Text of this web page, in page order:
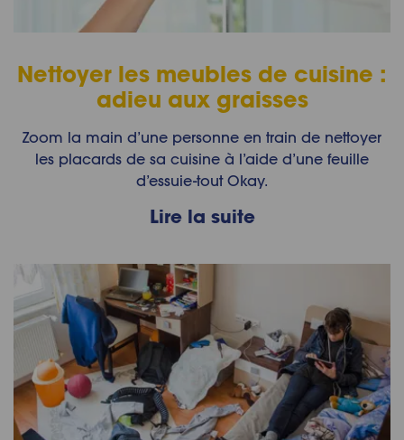
Nettoyer les meubles de cuisine :
adieu aux graisses
Zoom la main d’une personne en train de nettoyer
les placards de sa cuisine à l’aide d’une feuille
d’essuie-tout Okay.
Lire la suite